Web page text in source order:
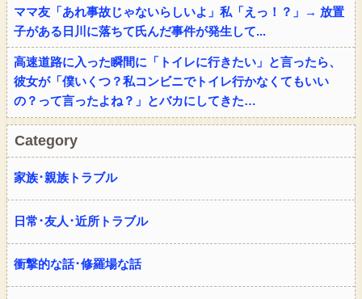
ママ友「あれ事故じゃないらしいよ」私「えっ！？」→ 放置
子がある日川に落ちて氏んだ事件が発生して...
高速道路に入った瞬間に「トイレに行きたい」と言ったら、
彼女が「僕いくつ？私コンビニでトイレ行かなくてもいい
の？って言ったよね？」とバカにしてきた…
Category
家族･親族トラブル
日常･友人･近所トラブル
衝撃的な話･修羅場な話